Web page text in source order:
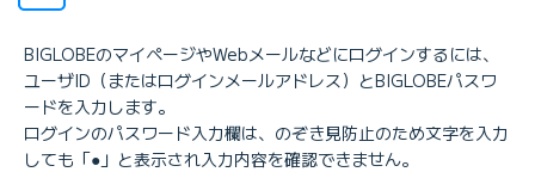
BIGLOBEのマイページやWebメールなどにログインするには、
ユーザID（またはログインメールアドレス）とBIGLOBEパスワ
ードを入力します。
ログインのパスワード入力欄は、のぞき見防止のため文字を入力
しても「●」と表示され入力内容を確認できません。